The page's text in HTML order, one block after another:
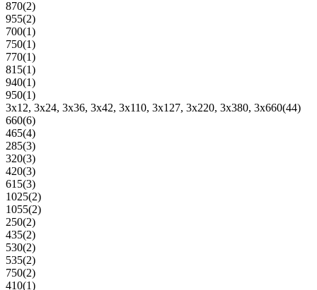
870(2)
955(2)
700(1)
750(1)
770(1)
815(1)
940(1)
950(1)
3x12, 3x24, 3x36, 3x42, 3x110, 3x127, 3x220, 3x380, 3x660(44)
660(6)
465(4)
285(3)
320(3)
420(3)
615(3)
1025(2)
1055(2)
250(2)
435(2)
530(2)
535(2)
750(2)
410(1)